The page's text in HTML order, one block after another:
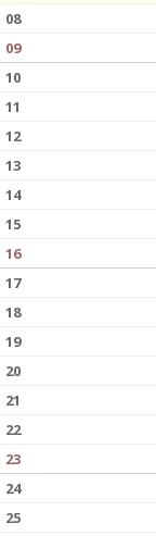
08
09
10
11
12
13
14
15
16
17
18
19
20
21
22
23
24
25